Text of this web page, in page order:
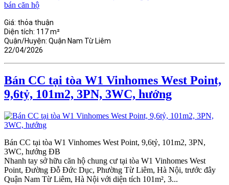
Giá: thỏa thuận
Diện tích: 117 m²
Quận/Huyện: Quận Nam Từ Liêm
22/04/2026
Bán CC tại tòa W1 Vinhomes West Point,
9,6tỷ, 101m2, 3PN, 3WC, hướng
Bán CC tại tòa W1 Vinhomes West Point, 9,6tỷ, 101m2, 3PN,
3WC, hướng ĐB
Nhanh tay sở hữu căn hộ chung cư tại tòa W1 Vinhomes West
Point, Đường Đỗ Đức Dục, Phường Từ Liêm, Hà Nội, trước đây
Quận Nam Từ Liêm, Hà Nội với diện tích 101m², 3...